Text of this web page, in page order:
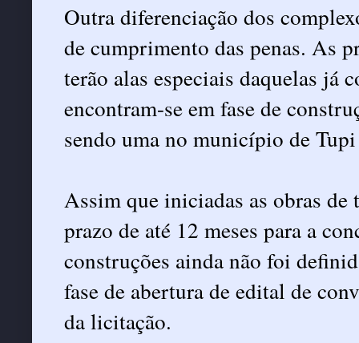
Outra diferenciação dos
de cumprimento das penas. As
terão alas especiais daquelas já
encontram-se em fase de
sendo uma no município de
Assim que iniciadas as obras de
prazo de até 12 meses para a
construções ainda não foi
fase de abertura de edital de
da licitação.